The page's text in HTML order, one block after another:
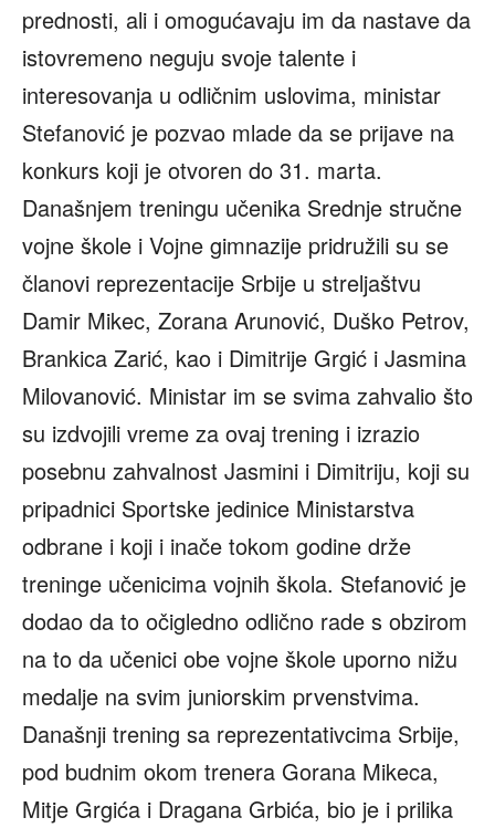
prednosti, ali i omogućavaju im da nastave da
istovremeno neguju svoje talente i
interesovanja u odličnim uslovima, ministar
Stefanović je pozvao mlade da se prijave na
konkurs koji je otvoren do 31. marta.
Današnjem treningu učenika Srednje stručne
vojne škole i Vojne gimnazije pridružili su se
članovi reprezentacije Srbije u streljaštvu
Damir Mikec, Zorana Arunović, Duško Petrov,
Brankica Zarić, kao i Dimitrije Grgić i Jasmina
Milovanović. Ministar im se svima zahvalio što
su izdvojili vreme za ovaj trening i izrazio
posebnu zahvalnost Jasmini i Dimitriju, koji su
pripadnici Sportske jedinice Ministarstva
odbrane i koji i inače tokom godine drže
treninge učenicima vojnih škola. Stefanović je
dodao da to očigledno odlično rade s obzirom
na to da učenici obe vojne škole uporno nižu
medalje na svim juniorskim prvenstvima.
Današnji trening sa reprezentativcima Srbije,
pod budnim okom trenera Gorana Mikeca,
Mitje Grgića i Dragana Grbića, bio je i prilika